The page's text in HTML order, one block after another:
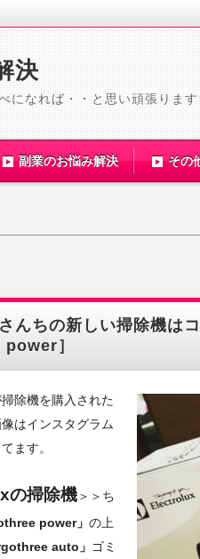
決
になれば・・と思い頑張りま
副業のお悩み解決 その
んちの新しい掃除機は
］
除機を購入された
はインスタグラム
ます。
の掃除機＞＞ち
power」 の上
auto」 ゴミ